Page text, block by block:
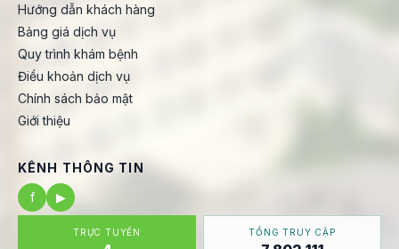
Hướng dẫn khách hàng
Bảng giá dịch vụ
Quy trình khám bệnh
Điều khoản dịch vụ
Chính sách bảo mật
Giới thiệu
KÊNH THÔNG TIN
f
▶
TRỰC TUYẾN TỔNG TRUY CẬP